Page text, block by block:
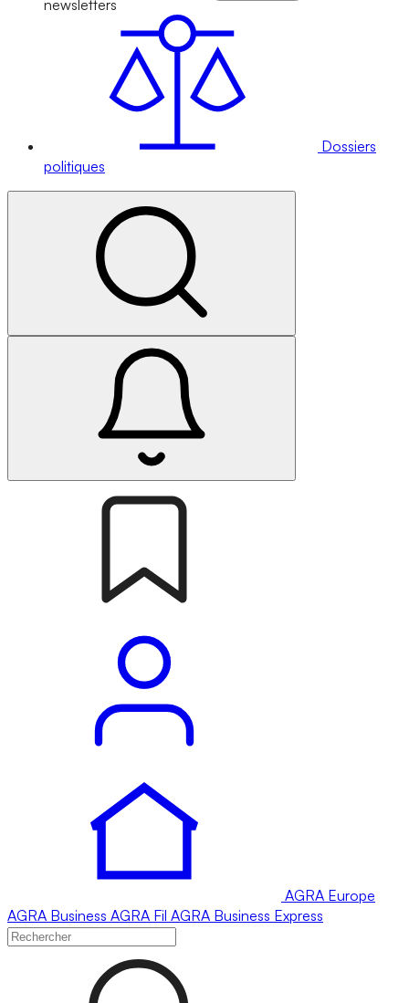
newsletters
Dossiers
politiques
AGRA Europe
AGRA Business AGRA Fil AGRA Business Express